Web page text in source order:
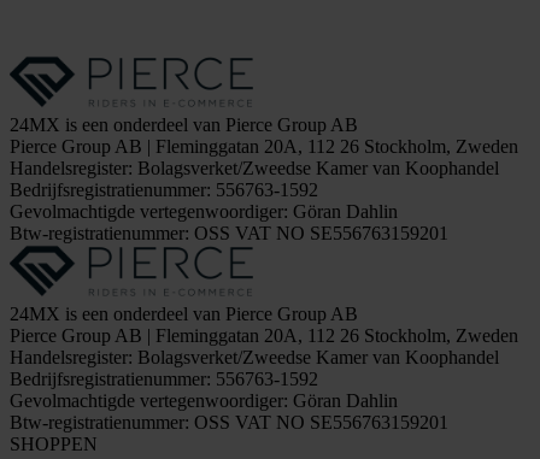
24MX is een onderdeel van Pierce Group AB
Pierce Group AB | Fleminggatan 20A, 112 26 Stockholm, Zweden
Handelsregister: Bolagsverket/Zweedse Kamer van Koophandel
Bedrijfsregistratienummer: 556763-1592
Gevolmachtigde vertegenwoordiger: Göran Dahlin
Btw-registratienummer: OSS VAT NO SE556763159201
24MX is een onderdeel van Pierce Group AB
Pierce Group AB | Fleminggatan 20A, 112 26 Stockholm, Zweden
Handelsregister: Bolagsverket/Zweedse Kamer van Koophandel
Bedrijfsregistratienummer: 556763-1592
Gevolmachtigde vertegenwoordiger: Göran Dahlin
Btw-registratienummer: OSS VAT NO SE556763159201
SHOPPEN